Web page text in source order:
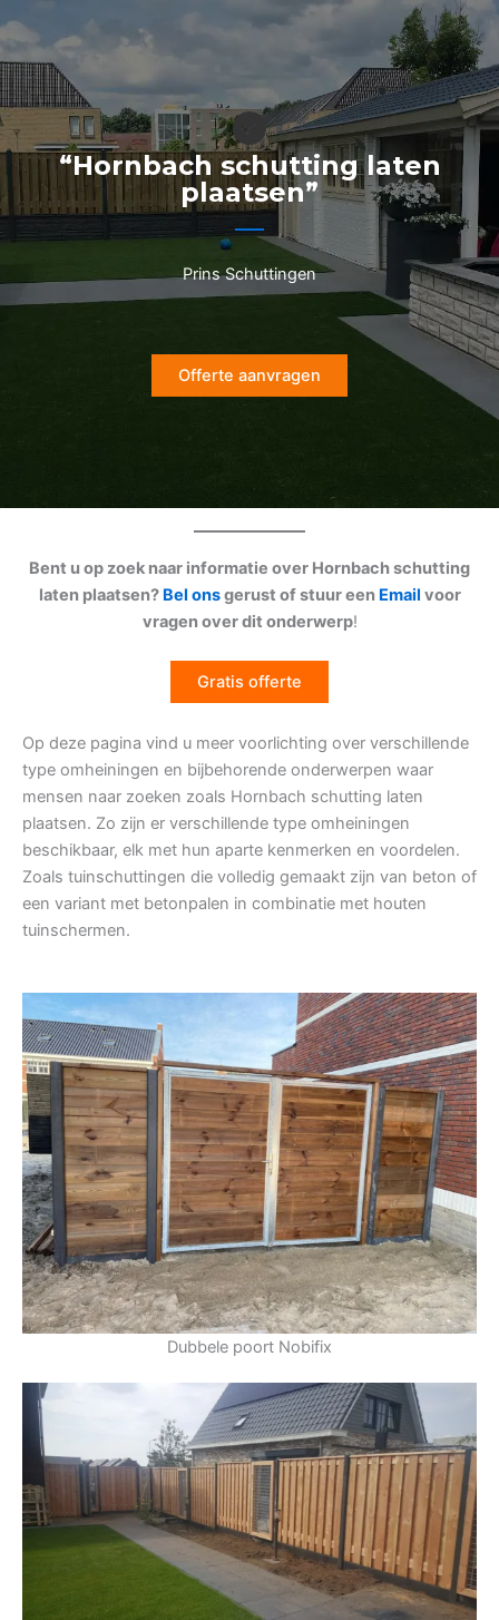
naar
de
inhoud
“Hornbach schutting laten
plaatsen”
Prins Schuttingen
Offerte aanvragen
Bent u op zoek naar informatie over Hornbach schutting
laten plaatsen? Bel onsgerust of stuur een Email voor
vragen over dit onderwerp!
Gratis offerte
Op deze pagina vind u meer voorlichting over verschillende
type omheiningen en bijbehorende onderwerpen waar
mensen naar zoeken zoals Hornbach schutting laten
plaatsen. Zo zijn er verschillende type omheiningen
beschikbaar, elk met hun aparte kenmerken en voordelen.
Zoals tuinschuttingen die volledig gemaakt zijn van beton of
een variant met betonpalen in combinatie met houten
tuinschermen.
Dubbele poort Nobifix